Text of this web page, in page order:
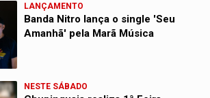
LANÇAMENTO
Banda Nitro lança o single 'Seu
Amanhã' pela Marã Música
NESTE SÁBADO